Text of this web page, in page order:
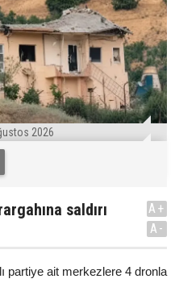
2026
saldırı
A+
A-
partiye ait merkezlere 4 dronla